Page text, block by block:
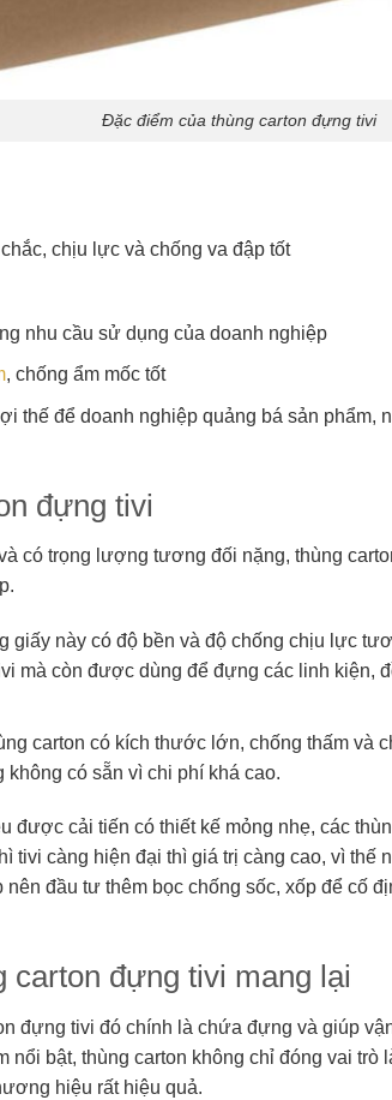
Đặc điểm của thùng carton đựng tivi
chịu lực và chống va đập tốt
nhu cầu sử dụng của doanh nghiệp
, chống ẩm mốc tốt
thế để doanh nghiệp quảng bá sản phẩm,
đựng tivi
có trọng lượng tương đối nặng, thùng
giấy này có độ bền và độ chống chịu lực
mà còn được dùng để đựng các linh kiện,
carton có kích thước lớn, chống thấm và
có sẵn vì chi phí khá cao.
được cải tiến có thiết kế mỏng nhẹ, các
tivi càng hiện đại thì giá trị càng cao, vì thế
đầu tư thêm bọc chống sốc, xốp để cố
carton đựng tivi mang lại
đựng tivi đó chính là chứa đựng và giúp
bật, thùng carton không chỉ đóng vai trò
hiệu rất hiệu quả.